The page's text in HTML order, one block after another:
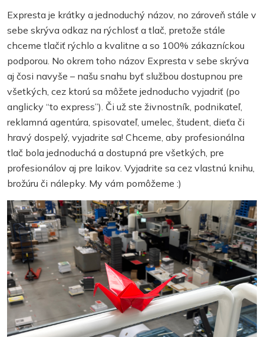
Expresta je krátky a jednoduchý názov, no zároveň stále v
sebe skrýva odkaz na rýchlosť a tlač, pretože stále
chceme tlačiť rýchlo a kvalitne a so 100% zákazníckou
podporou. No okrem toho názov Expresta v sebe skrýva
aj čosi navyše – našu snahu byť službou dostupnou pre
všetkých, cez ktorú sa môžete jednoducho vyjadriť (po
anglicky “to express”). Či už ste živnostník, podnikateľ,
reklamná agentúra, spisovateľ, umelec, študent, dieťa či
hravý dospelý, vyjadrite sa! Chceme, aby profesionálna
tlač bola jednoduchá a dostupná pre všetkých, pre
profesionálov aj pre laikov. Vyjadrite sa cez vlastnú knihu,
brožúru či nálepky. My vám pomôžeme :)